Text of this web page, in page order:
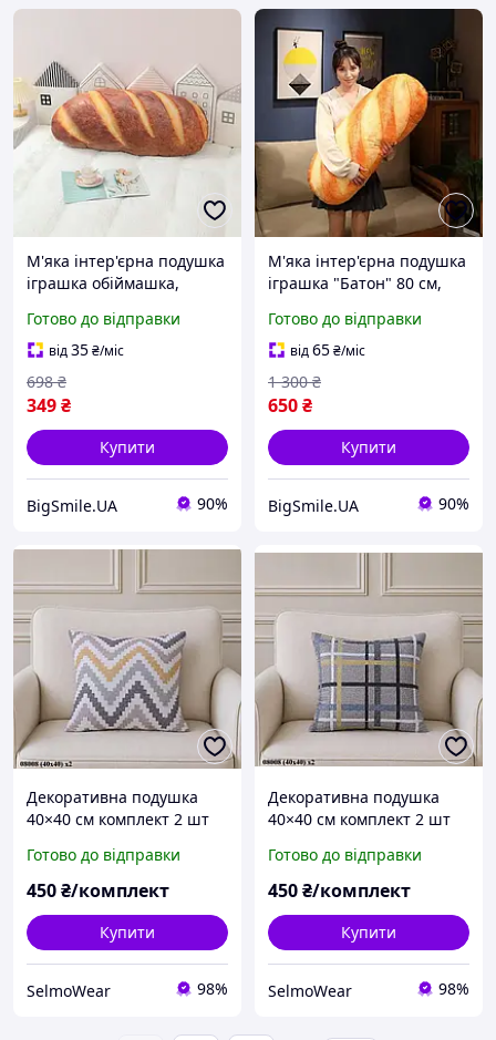
М'яка інтер'єрна подушка
іграшка обіймашка,
хліба 41 см
Готово до відправки
від35₴/міс
349₴
698 ₴
Купити
BigSmile.UA 90%
М'яка інтер'єрна подушка
іграшка "Батон" 80 см,
подушка для вагітних
Готово до відправки
від65₴/міс
650₴
1 300 ₴
Купити
BigSmile.UA 90%
Декоративна подушка
40×40 см комплект 2 шт
фланелі, подушка на
диван наповнювач
Готово до відправки
450₴/комплект
Купити
SelmoWear 98%
Декоративна подушка
40×40 см комплект 2 шт
фланелі, подушка на
диван наповнювач
Готово до відправки
450₴/комплект
Купити
SelmoWear 98%